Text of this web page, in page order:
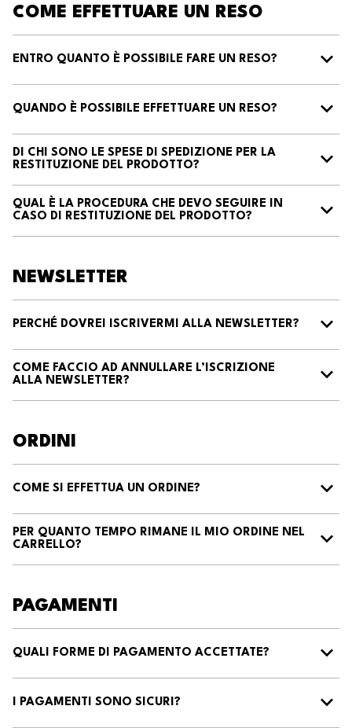
COME EFFETTUARE UN RESO
ENTRO QUANTO È POSSIBILE FARE UN RESO?
QUANDO È POSSIBILE EFFETTUARE UN RESO?
DI CHI SONO LE SPESE DI SPEDIZIONE PER LA
RESTITUZIONE DEL PRODOTTO?
QUAL È LA PROCEDURA CHE DEVO SEGUIRE IN
CASO DI RESTITUZIONE DEL PRODOTTO?
NEWSLETTER
PERCHÉ DOVREI ISCRIVERMI ALLA NEWSLETTER?
COME FACCIO AD ANNULLARE L’ISCRIZIONE
ALLA NEWSLETTER?
ORDINI
COME SI EFFETTUA UN ORDINE?
PER QUANTO TEMPO RIMANE IL MIO ORDINE NEL
CARRELLO?
PAGAMENTI
QUALI FORME DI PAGAMENTO ACCETTATE?
I PAGAMENTI SONO SICURI?